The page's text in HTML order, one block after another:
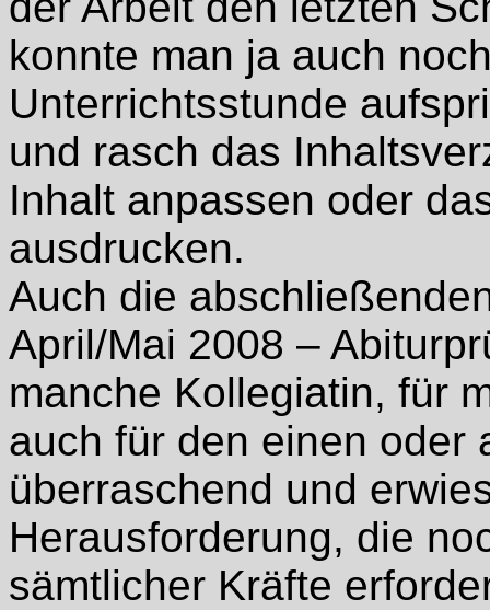
konnte man ja auch
Unterrichtsstunde
und rasch das
Inhalt anpassen oder
ausdrucken.
Auch die
April/Mai 2008 –
manche Kollegiatin, für
auch für den einen
überraschend und
Herausforderung, die
sämtlicher Kräfte